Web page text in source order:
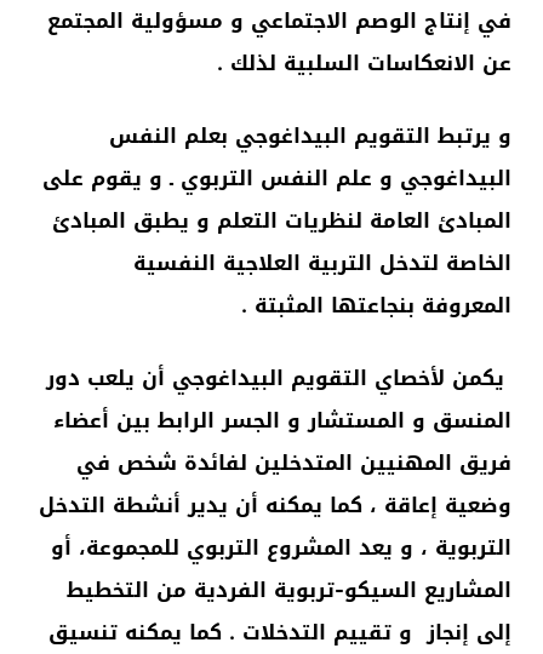
في إنتاج الوصم الاجتماعي و مسؤولية المجتمع
عن الانعكاسات السلبية لذلك .
و يرتبط التقويم البيداغوجي بعلم النفس
البيداغوجي و علم النفس التربوي ـ و يقوم على
المبادئ العامة لنظريات التعلم و يطبق المبادئ
الخاصة لتدخل التربية العلاجية النفسية
المعروفة بنجاعتها المثبتة .
يكمن لأخصاي التقويم البيداغوجي أن يلعب دور
المنسق و المستشار و الجسر الرابط بين أعضاء
فريق المهنيين المتدخلين لفائدة شخص في
وضعية إعاقة ، كما يمكنه أن يدير أنشطة التدخل
التربوية ، و يعد المشروع التربوي للمجموعة، أو
المشاريع السيكو-تربوية الفردية من التخطيط
إلى إنجاز و تقييم التدخلات . كما يمكنه تنسيق